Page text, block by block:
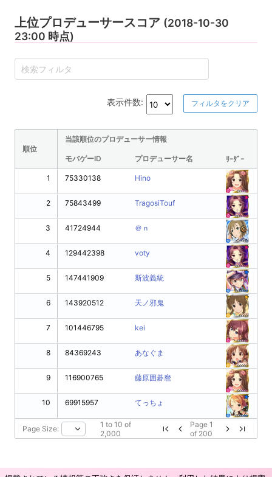
2018-10-30 12:20
165,768,921 103,867,689 98,198,940
2018-10-30 12:10
2018-10-30 12:30
2018-10-30 12:20
上位プロデューサースコア (2018-10-30
23:00 時点)
表示件数: フィルタをクリア
順位
当該順位のプロデューサー情報
モバゲーID プロデューサー名 ﾘｰﾀﾞｰ
1
2
3
4
5
6
7
8
9
10
75330138 Hino
75843499 TragosiTouf
41724944 ＠ｎ
129442398 voty
147441909 斯波義統
143920512 天ノ邪鬼
101446795 kei
84369243 あなぐま
116900765 藤原囲碁麿
69915957 てっちょ
Page Size: 1 to 10 of
2,000
Page 1
of 200